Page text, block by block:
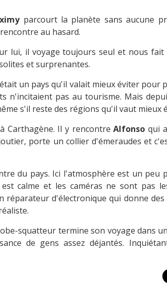
parcourt la planète sans aucune
au hasard.
lui, il voyage toujours seul et nous
et surprenantes.
un pays qu'il valait mieux éviter pour
n'incitaient pas au tourisme. Mais
s'il reste des régions qu'il vaut mieux
Carthagène. Il y rencontreAlfonso qui
porte un collier d'émeraudes et
du pays. Ici l'atmosphère est un peu
calme et les caméras ne sont pas
réparateur d'électronique qui donne des
squatteur termine son voyage dans
de gens assez déjantés.